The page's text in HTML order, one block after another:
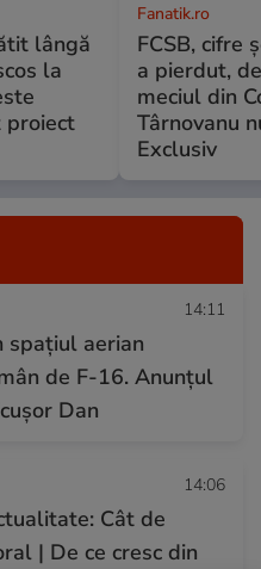
lângă
la
proiect
Fanatik.ro
FCSB, cifre
a pierdut,
meciul din
Târnovanu
Exclusiv
14:11
spațiul aerian
de F-16. Anunțul
Dan
14:06
Cât de
| De ce cresc din